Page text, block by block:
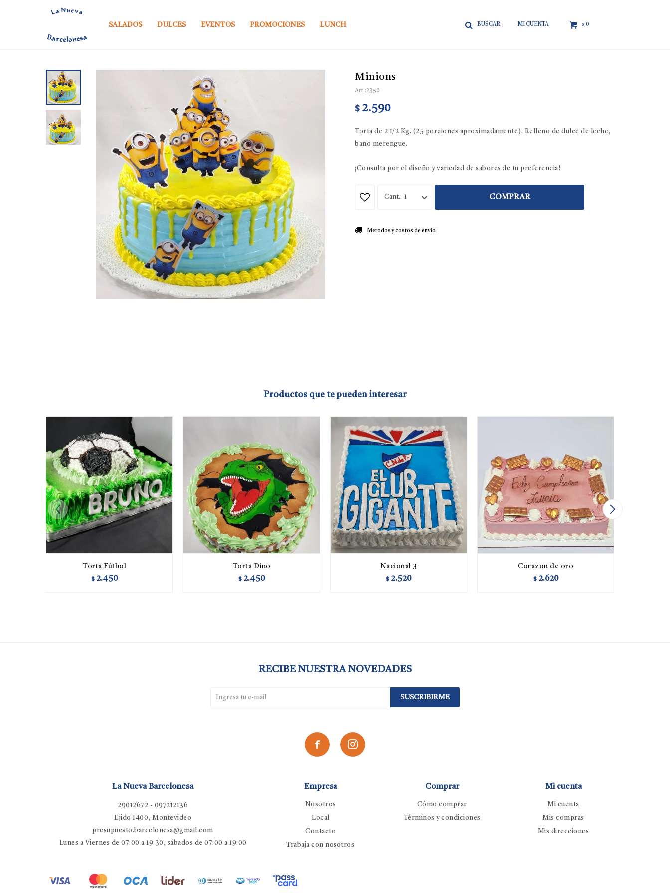
SALADOS DULCES EVENTOS PROMOCIONES LUNCH $ 0
Minions
2350
$ 2.590
Torta de 2 1/2 Kg. (25 porciones aproximadamente). Relleno de dulce de leche,
baño merengue.
¡Consulta por el diseño y variedad de sabores de tu preferencia!
1 COMPRAR
Métodos y costos de envío
Productos que te pueden interesar
Torta Fútbol
$ 2.450
Torta Dino
$ 2.450
Nacional 3
$ 2.520
Corazon de oro
$ 2.620
La Nueva Barcelonesa
29012672 - 097212136
Ejido 1400, Montevideo
presupuesto.barcelonesa@gmail.com
Lunes a Viernes de 07:00 a 19:30, sábados de 07:00 a 19:00
Empresa
Nosotros
Local
Contacto
Trabaja con nosotros
Comprar
Cómo comprar
Términos y condiciones
Mi cuenta
Mi cuenta
Mis compras
Mis direcciones
RECIBE NUESTRA NOVEDADES
SUSCRIBIRME
 